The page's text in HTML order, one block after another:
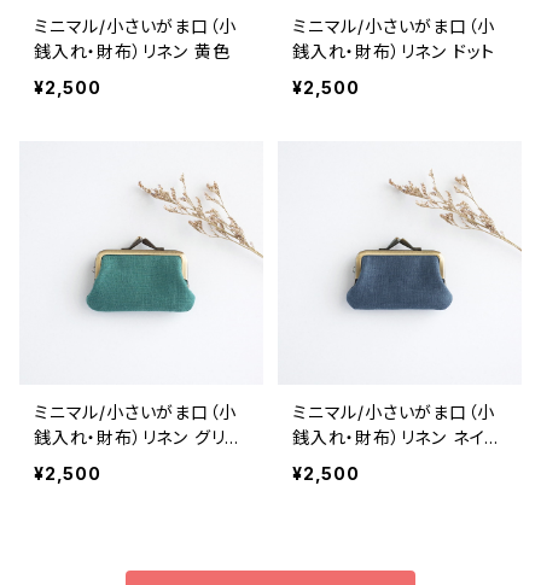
ミニマル/小さいがま口（小
銭入れ・財布）リネン 黄色
¥2,500
ミニマル/小さいがま口（小
銭入れ・財布）リネン ドット
¥2,500
ミニマル/小さいがま口（小
銭入れ・財布）リネン グリー
ン
¥2,500
ミニマル/小さいがま口（小
銭入れ・財布）リネン ネイビ
ー
¥2,500